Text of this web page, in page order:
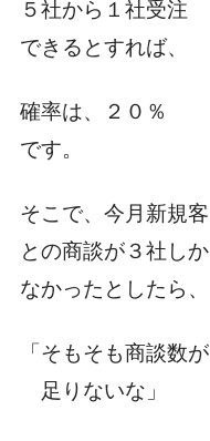
５社から１社受注
できるとすれば、
確率は、２０％
です。
そこで、今月新規客
との商談が３社しか
なかったとしたら、
「そもそも商談数が
足りないな」